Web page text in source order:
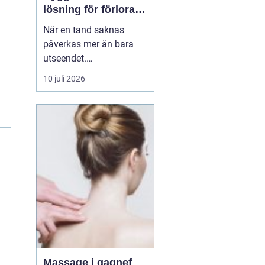
lösning för förlorade
tänder
När en tand saknas
påverkas mer än bara
utseendet.
Tuggfunktionen
försämras, leendet
blir osäkra i sociala
sammanhang.
tandimplantathar under
de senaste åren blivit en
10 juli 2026
Massage i gagnef